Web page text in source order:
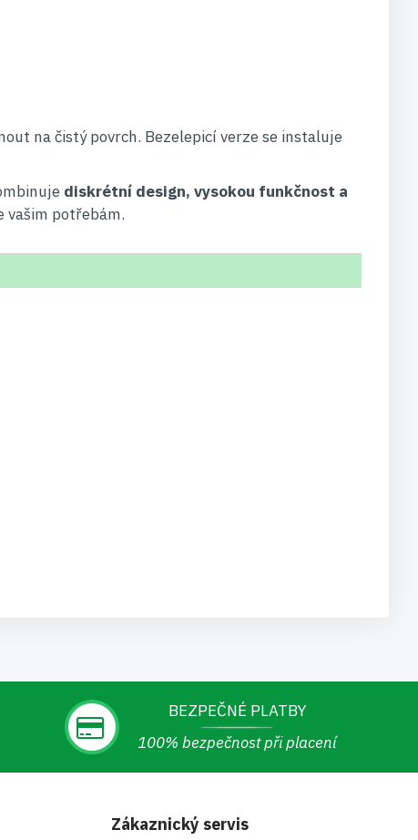
na čistý povrch. Bezelepicí verze se instaluje
diskrétní design, vysokou funkčnost a
vašim potřebám.
BEZPEČNÉ PLATBY
100% bezpečnost při placení
Zákaznický servis